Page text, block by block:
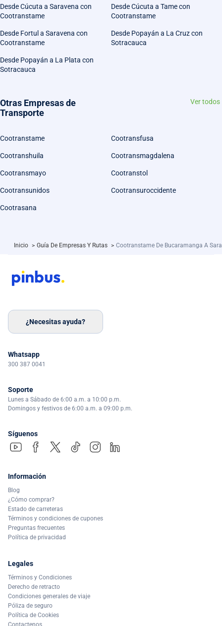
Desde Cúcuta a Saravena con
Cootranstame
Desde Cúcuta a Tame con
Cootranstame
Desde Fortul a Saravena con
Cootranstame
Desde Popayán a La Cruz con
Sotracauca
Desde Popayán a La Plata con
Sotracauca
Otras Empresas de
Transporte
Ver todos
Cootranstame Cootransfusa
Cootranshuila Cootransmagdalena
Cootransmayo Cootranstol
Cootransunidos Cootransuroccidente
Cootrasana
Inicio > Guía De Empresas Y Rutas > Cootranstame De Bucaramanga A
¿Necesitas ayuda?
Whatsapp
300 387 0041
Soporte
Lunes a Sábado de 6:00 a.m. a 10:00 p.m.
Domingos y festivos de 6:00 a.m. a 09:00 p.m.
Síguenos
Información
Blog
¿Cómo comprar?
Estado de carreteras
Términos y condiciones de cupones
Preguntas frecuentes
Política de privacidad
Legales
Términos y Condiciones
Derecho de retracto
Condiciones generales de viaje
Póliza de seguro
Política de Cookies